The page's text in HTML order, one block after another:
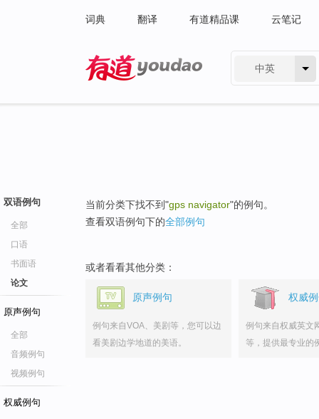
词典 翻译 有道精品课 云笔记
中英
双语例句
全部
口语
书面语
论文
原声例句
全部
音频例句
视频例句
权威例句
当前分类下找不到"gps navigator"的例句。
查看双语例句下的全部例句
或者看看其他分类：
原声例句
例句来自VOA、美剧等，您可以边
看美剧边学地道的美语。
权威
例句来自权威英文
等，提供最专业的